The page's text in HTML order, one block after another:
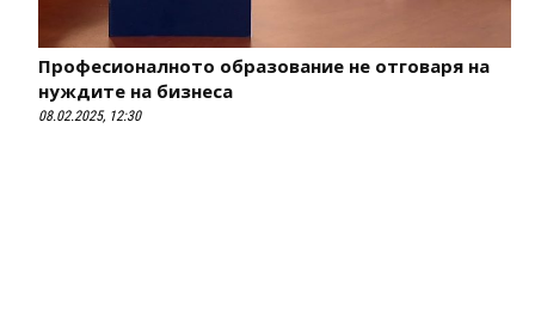
Професионалното образование не отговаря на
нуждите на бизнеса
08.02.2025, 12:30